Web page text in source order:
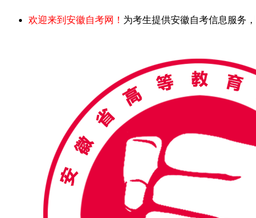
欢迎来到安徽自考网！ 为考生提供安徽自考信息服务